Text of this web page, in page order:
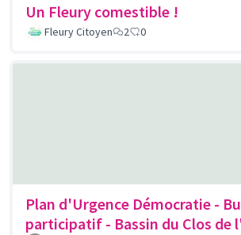
Un Fleury comestible !
Fleury Citoyen
2 0
Plan d'Urgence Démocratie -
participatif - Bassin du Clos de